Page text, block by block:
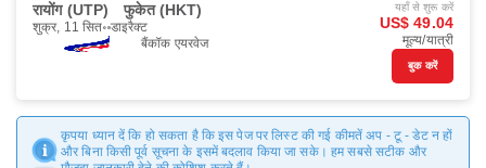
रायोंग (UTP) फुकेत (HKT)
शुक्र, 11 सित॰ डाइरैक्ट
बैंकॉक एयरवेज
यहाँ से शुरू करें
US$ 49.04
मूल्य/यात्री
बुक करें
कृपया ध्यान दें कि हो सकता है कि इस पेज पर लिस्ट की गई कीमतें अप - टू - डेट न हों
और बिना किसी पूर्व सूचना के इसमें बदलाव किया जा सके। हम सबसे सटीक और